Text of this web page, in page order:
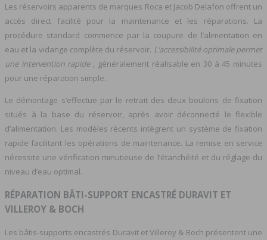
Les réservoirs apparents de marques Roca et Jacob Delafon offrent un
accès direct facilité pour la maintenance et les réparations. La
procédure standard commence par la coupure de l’alimentation en
eau et la vidange complète du réservoir. L’accessibilité optimale permet
une intervention rapide
, généralement réalisable en 30 à 45 minutes
pour une réparation simple.
Le démontage s’effectue par le retrait des deux boulons de fixation
situés à la base du réservoir, après avoir déconnecté le flexible
d’alimentation. Les modèles récents intègrent un système de fixation
rapide facilitant les opérations de maintenance. La remise en service
nécessite une vérification minutieuse de l’étanchéité et du réglage du
niveau d’eau optimal.
RÉPARATION BÂTI-SUPPORT ENCASTRÉ DURAVIT ET
VILLEROY & BOCH
Les bâtis-supports encastrés Duravit et Villeroy & Boch présentent une